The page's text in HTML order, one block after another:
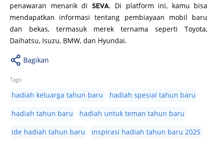
penawaran menarik di SEVA. Di platform ini, kamu bisa
mendapatkan informasi tentang pembiayaan mobil baru
dan bekas, termasuk merek ternama seperti Toyota,
Daihatsu, Isuzu, BMW, dan Hyundai.
Bagikan
Tags:
hadiah keluarga tahun baru
hadiah spesial tahun baru
hadiah tahun baru
hadiah untuk teman tahun baru
ide hadiah tahun baru
inspirasi hadiah tahun baru 2025